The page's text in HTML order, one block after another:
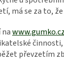
má se za to,
www.gumko.cz
převzetím